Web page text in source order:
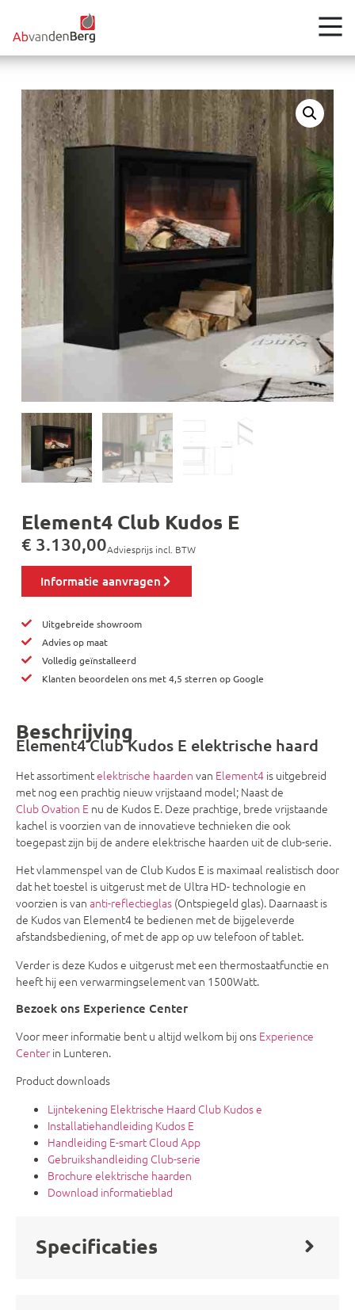
Element4 Club Kudos E
€ 3.130,00Adviesprijs incl. BTW
Informatie aanvragen
Uitgebreide showroom
Advies op maat
Volledig geïnstalleerd
Klanten beoordelen ons met 4,5 sterren op Google
Beschrijving
Element4 Club Kudos E elektrische haard
Het assortimentelektrische haarden van Element4 is uitgebreid
met nog een prachtig nieuw vrijstaand model; Naast de
Club Ovation E nu de Kudos E. Deze prachtige, brede vrijstaande
kachel is voorzien van de innovatieve technieken die ook
toegepast zijn bij de andere elektrische haarden uit de club-serie.
Het vlammenspel van de Club Kudos E is maximaal realistisch door
dat het toestel is uitgerust met de Ultra HD- technologie en
voorzien is van anti-reflectieglas (Ontspiegeld glas). Daarnaast is
de Kudos van Element4 te bedienen met de bijgeleverde
afstandsbediening, of met de app op uw telefoon of tablet.
Verder is deze Kudos e uitgerust met een thermostaatfunctie en
heeft hij een verwarmingselement van 1500Watt.
Bezoek ons Experience Center
Voor meer informatie bent u altijd welkom bij ons Experience
Center in Lunteren.
Product downloads
Lijntekening Elektrische Haard Club Kudos e
Installatiehandleiding Kudos E
Handleiding E-smart Cloud App
Gebruikshandleiding Club-serie
Brochure elektrische haarden
Download informatieblad
Specificaties